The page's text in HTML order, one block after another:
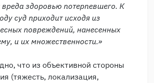
вреда здоровью потерпевшего. К
суд приходит исходя из
повреждений, нанесенных
и их множественности.»
что из объективной стороны
(тяжесть, локализация,